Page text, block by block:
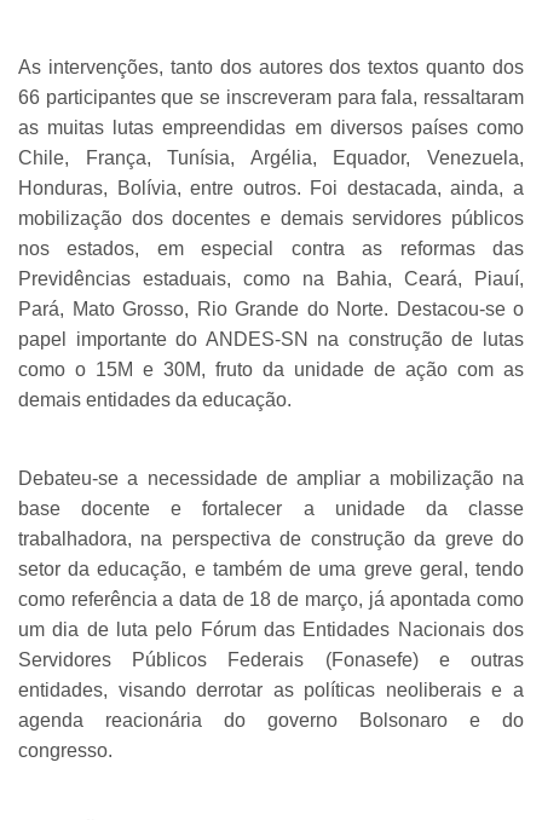
As intervenções, tanto dos autores dos textos quanto dos
66 participantes que se inscreveram para fala, ressaltaram
as muitas lutas empreendidas em diversos países como
Chile, França, Tunísia, Argélia, Equador, Venezuela,
Honduras, Bolívia, entre outros. Foi destacada, ainda, a
mobilização dos docentes e demais servidores públicos
nos estados, em especial contra as reformas das
Previdências estaduais, como na Bahia, Ceará, Piauí,
Pará, Mato Grosso, Rio Grande do Norte. Destacou-se o
papel importante do ANDES-SN na construção de lutas
como o 15M e 30M, fruto da unidade de ação com as
demais entidades da educação.
Debateu-se a necessidade de ampliar a mobilização na
base docente e fortalecer a unidade da classe
trabalhadora, na perspectiva de construção da greve do
setor da educação, e também de uma greve geral, tendo
como referência a data de 18 de março, já apontada como
um dia de luta pelo Fórum das Entidades Nacionais dos
Servidores Públicos Federais (Fonasefe) e outras
entidades, visando derrotar as políticas neoliberais e a
agenda reacionária do governo Bolsonaro e do
congresso.